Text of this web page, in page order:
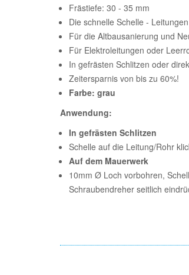
Frästiefe: 30 - 35 mm
Die schnelle Schelle -
Für die Altbausanierung und
Für Elektroleitungen oder
In gefrästen Schlitzen oder
Zeitersparnis von bis zu 60%!
Farbe: grau
Anwendung:
In gefrästen Schlitzen
Schelle auf die Leitung/Rohr
Auf dem Mauerwerk
10mm Ø Loch vorbohren,
Schraubendreher seitlich